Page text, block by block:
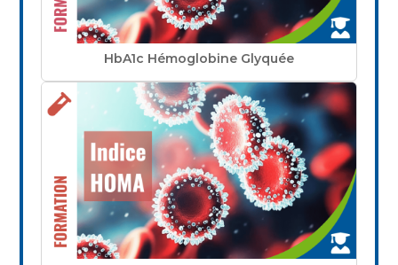
HbA1c Hémoglobine Glyquée